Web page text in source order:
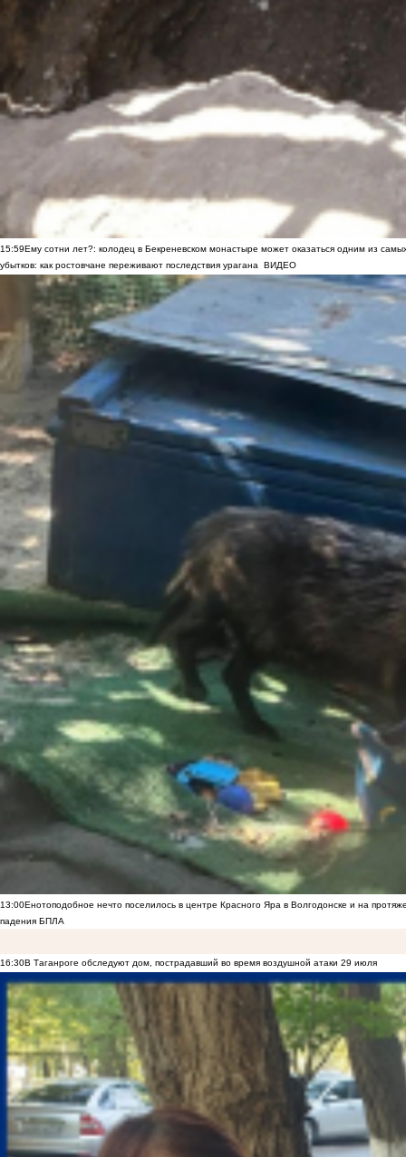
15:59Ему сотни лет?: колодец в Бекреневском монастыре может оказаться одним из
убытков: как ростовчане переживают последствия урагана
ВИДЕО
13:00Енотоподобное нечто поселилось в центре Красного Яра в Волгодонске и на
падения БПЛА
16:30В Таганроге обследуют дом, пострадавший во время воздушной атаки 29 июля